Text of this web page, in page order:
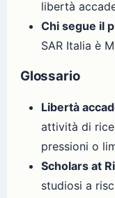
libertà
Chi segue il
SAR Italia è
Glossario
Libertà
attività di
pressioni o
Scholars at
studiosi a